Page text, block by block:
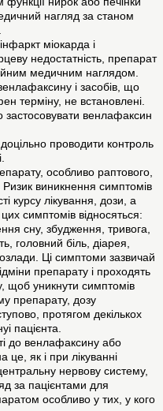
нагляд за станом
міокарда і
недостатність, препарат
медичним наглядом.
і засобів, що
терміну, не встановлені.
венлафаксин
проводити контроль
особливо раптового,
виникнення симптомів
курсу лікування, дози, а
симптомів відносяться:
сну, збудження, тривога,
головний біль, діарея,
Ці симптоми зазвичай
препарату і проходять
щоб уникнути симптомів
препарату, дозу
протягом декількох
пацієнта.
до венлафаксину або
це, як і при лікуванні
нервову систему,
за пацієнтами для
особливо у тих, у кого